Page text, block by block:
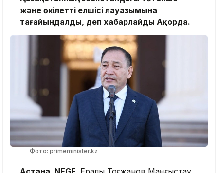
және өкілетті елшісі лауазымына
тағайындалды, деп хабарлайды Ақорда.
Фото: primeminister.kz
Астана, NEGE. Ералы Тоғжанов Маңғыстау,